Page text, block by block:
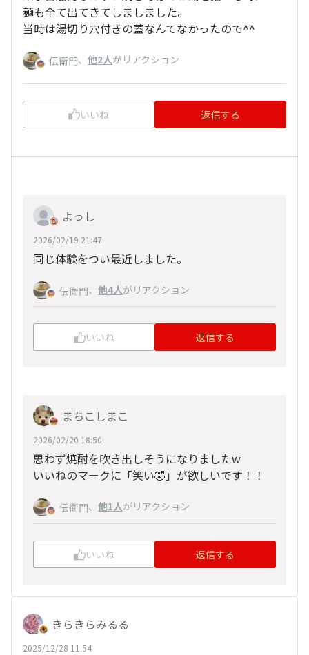
麺も全て出てきてしましました。
当時は湯切り穴付きの蓋なんてなかったので^^
伝衛門、 他2人がリアクション
いいね 返信する
よっし
2026/02/19 21:47
同じ体験をつい最近しました。
伝衛門、 他4人がリアクション
いいね 返信する
まちこしまこ
2026/02/20 18:50
思わず焼酎を吹き出しそうになりましたw
いいねのマークに「笑い🤣」が欲しいです！！
伝衛門、 他1人がリアクション
いいね 返信する
きらきらみるる
2025/12/28 11:54